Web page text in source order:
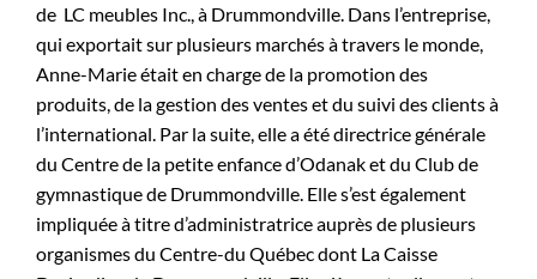
de LC meubles Inc., à Drummondville. Dans l’entreprise,
qui exportait sur plusieurs marchés à travers le monde,
Anne-Marie était en charge de la promotion des
produits, de la gestion des ventes et du suivi des clients à
l’international. Par la suite, elle a été directrice générale
du Centre de la petite enfance d’Odanak et du Club de
gymnastique de Drummondville. Elle s’est également
impliquée à titre d’administratrice auprès de plusieurs
organismes du Centre-du Québec dont La Caisse